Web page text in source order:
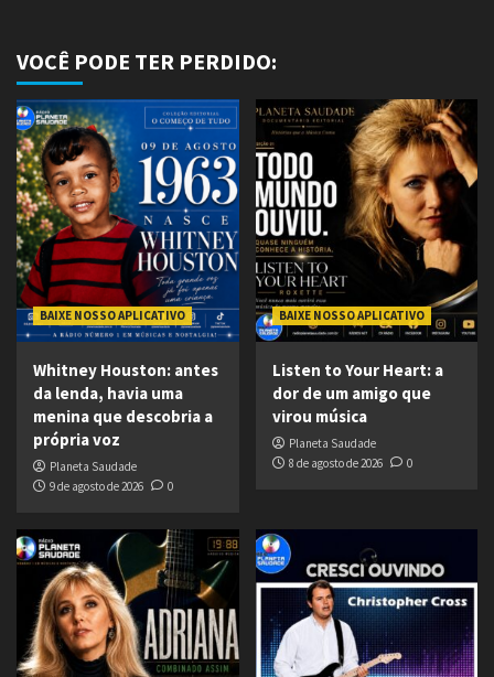
VOCÊ PODE TER PERDIDO:
BAIXE NOSSO APLICATIVO
Whitney Houston: antes
da lenda, havia uma
menina que descobria a
própria voz
Planeta Saudade
9 de agosto de 2026
0
BAIXE NOSSO APLICATIVO
Listen to Your Heart: a
dor de um amigo que
virou música
Planeta Saudade
8 de agosto de 2026
0